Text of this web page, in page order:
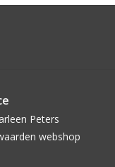
Peters
webshop